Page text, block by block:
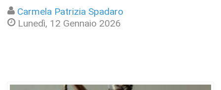
Carmela Patrizia Spadaro
Lunedì, 12 Gennaio 2026